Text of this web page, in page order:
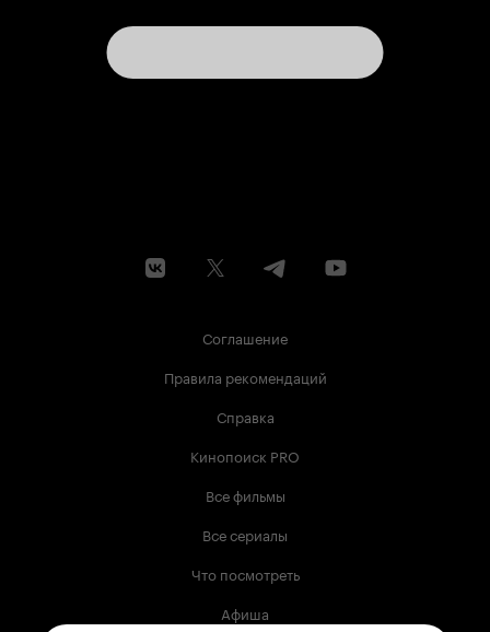
Соглашение
Правила рекомендаций
Справка
Кинопоиск PRO
Все фильмы
Все сериалы
Что посмотреть
Афиша